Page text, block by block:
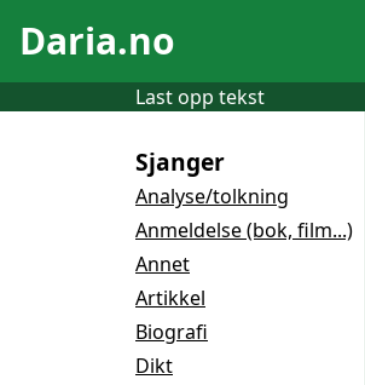
Daria.no
Last opp tekst
Sjanger
Analyse/tolkning
Anmeldelse (bok, film...)
Annet
Artikkel
Biografi
Dikt